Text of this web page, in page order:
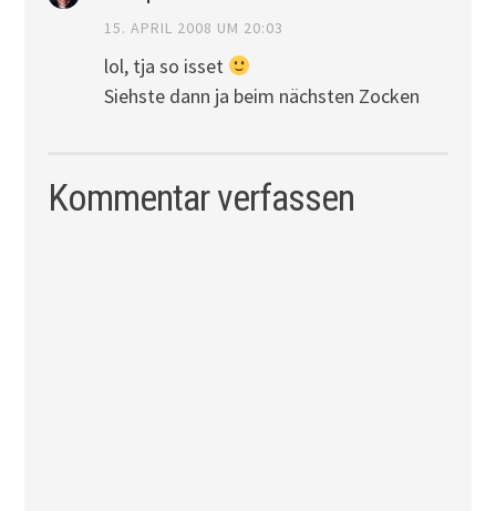
15. APRIL 2008 UM 20:03
lol, tja so isset
Siehste dann ja beim nächsten Zocken
Kommentar verfassen